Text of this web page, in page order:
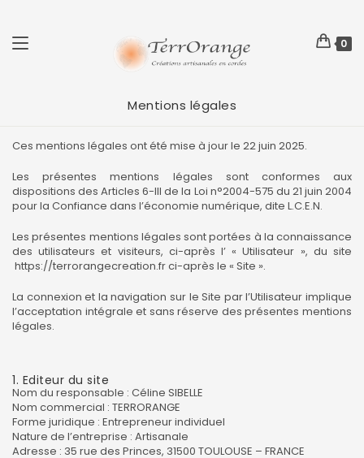
0
Mentions légales
Ces mentions légales ont été mise à jour le 22 juin 2025.
Les présentes mentions légales sont conformes aux
dispositions des Articles 6-III de la Loi n°2004-575 du 21 juin 2004
pour la Confiance dans l’économie numérique, dite L.C.E.N.
Les présentes mentions légales sont portées à la connaissance
des utilisateurs et visiteurs, ci-après l’ « Utilisateur », du site
https://terrorangecreation.frci-après le « Site ».
La connexion et la navigation sur le Site par l’Utilisateur implique
l’acceptation intégrale et sans réserve des présentes mentions
légales.
1. Editeur du site
Nom du responsable : Céline SIBELLE
Nom commercial : TERRORANGE
Forme juridique : Entrepreneur individuel
Nature de l’entreprise : Artisanale
Adresse : 35 rue des Princes, 31500 TOULOUSE – FRANCE